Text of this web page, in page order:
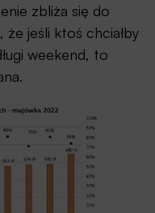
zbliża się do
jeśli ktoś chciałby
weekend, to